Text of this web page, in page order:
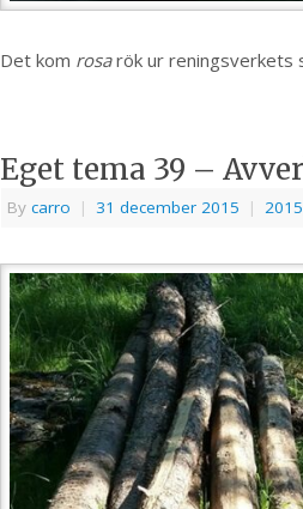
Det kom rosarök ur reningsverkets
Eget tema 39 –
By carro | 31 december 2015 | 2015